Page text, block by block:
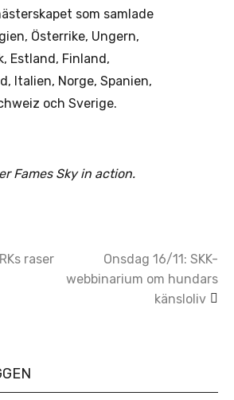
som samlade
Österrike, Ungern,
Estland, Finland,
Italien, Norge, Spanien,
och Sverige.
Fames Sky in action.
raser
Onsdag 16/11: SKK-
webbinarium om hundars
känsloliv